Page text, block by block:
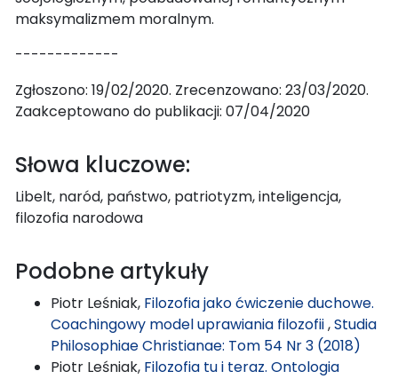
maksymalizmem moralnym.
-------------
Zgłoszono: 19/02/2020. Zrecenzowano: 23/03/2020.
Zaakceptowano do publikacji: 07/04/2020
Słowa kluczowe:
Libelt, naród, państwo, patriotyzm, inteligencja,
filozofia narodowa
Podobne artykuły
Piotr Leśniak, Filozofia jako ćwiczenie duchowe.
Coachingowy model uprawiania filozofii,Studia
Philosophiae Christianae: Tom 54 Nr 3 (2018)
Piotr Leśniak, Filozofia tu i teraz. Ontologia